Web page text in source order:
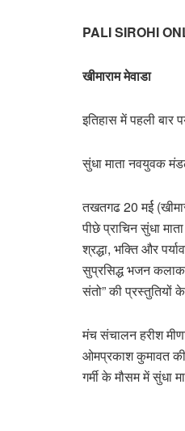
PALI SIROHI
खीमाराम मेवाडा
इतिहास में पहली बार
सुंधा माता नवयुवक मंडल
तखतगढ 20 मर्ई
पीछे प्राचिन सुंधा
श्रद्धा, भक्ति और
सुप्रसिद्ध भजन
संतो” की प्रस्तुतियों
मंच संचालन हरीश
ओमप्रकाश कुमावत की
गर्मी के मौसम में सुंधा